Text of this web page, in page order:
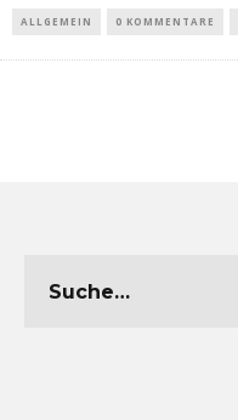
ALLGEMEIN 0 KOMMENTARE